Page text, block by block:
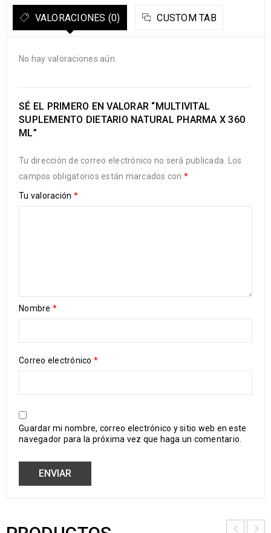
VALORACIONES (0) CUSTOM TAB
No hay valoraciones aún.
SÉ EL PRIMERO EN VALORAR “MULTIVITAL
SUPLEMENTO DIETARIO NATURAL PHARMA X 360
ML”
Tu dirección de correo electrónico no será publicada.
Los
campos obligatorios están marcados con *
Tu valoración *
Nombre *
Correo electrónico *
Guardar mi nombre, correo electrónico y sitio web en este
navegador para la próxima vez que haga un comentario.